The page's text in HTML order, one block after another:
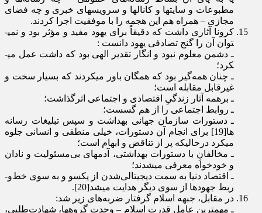
مطبوعات و سایت­ها و کانال­ها و سرویس­های خبری و چه فضای
مجازی – همراه هم این هجمه را با موفقیت اجرا کردند.
کرونا آثاری داشت که دقیقاً برای یهود مفید و مؤثر بود و نمی­
توان آن را گنج تصادفی یهود دانست :
ـ دشمن معلوم نبود و انگار تقدیر الهی بود که داشت عمل می­
کرد؛
ـ چنان همه­‌گیر بود که همگان باور می­کردند که بسیار سخت و
غیرقابل مقابله است؛
ـ برهمه آثار زندگیِ اقتصادی و اجتماعی اثرگذاشت؛
ـ روابط اجتماعی را از هم گسست؛
ـ دستورات سازمان جهانی بهداشت و سپس تبلیغات رسانه­‌
ها[19] برای انجام آن دستورات، خیلی منطقی و انسانی جلوه
می­کرد درحالیکه پر از تناقض و ابهام است؛
ـ مخالفانِ با دستورات بهداشتی، آدم­های بی­‌مسئولیت و نادان
و خودخواه معرفی می­شدند؛
ـ اقتصاد دنیا به سمت دیجیتالی­‌شدن از ­یک­سو و به سوی خط­‌و­
ربط جهودها از سوی دیگر هدایت می­شد[20].
در مقابل، جبهه اسلام گرفتار ضربه­‌های زیر شد:
ـ مهمترین عاملِ قدرت اسلام – وحدت گروه­ها، شهادت­‌طلبی،